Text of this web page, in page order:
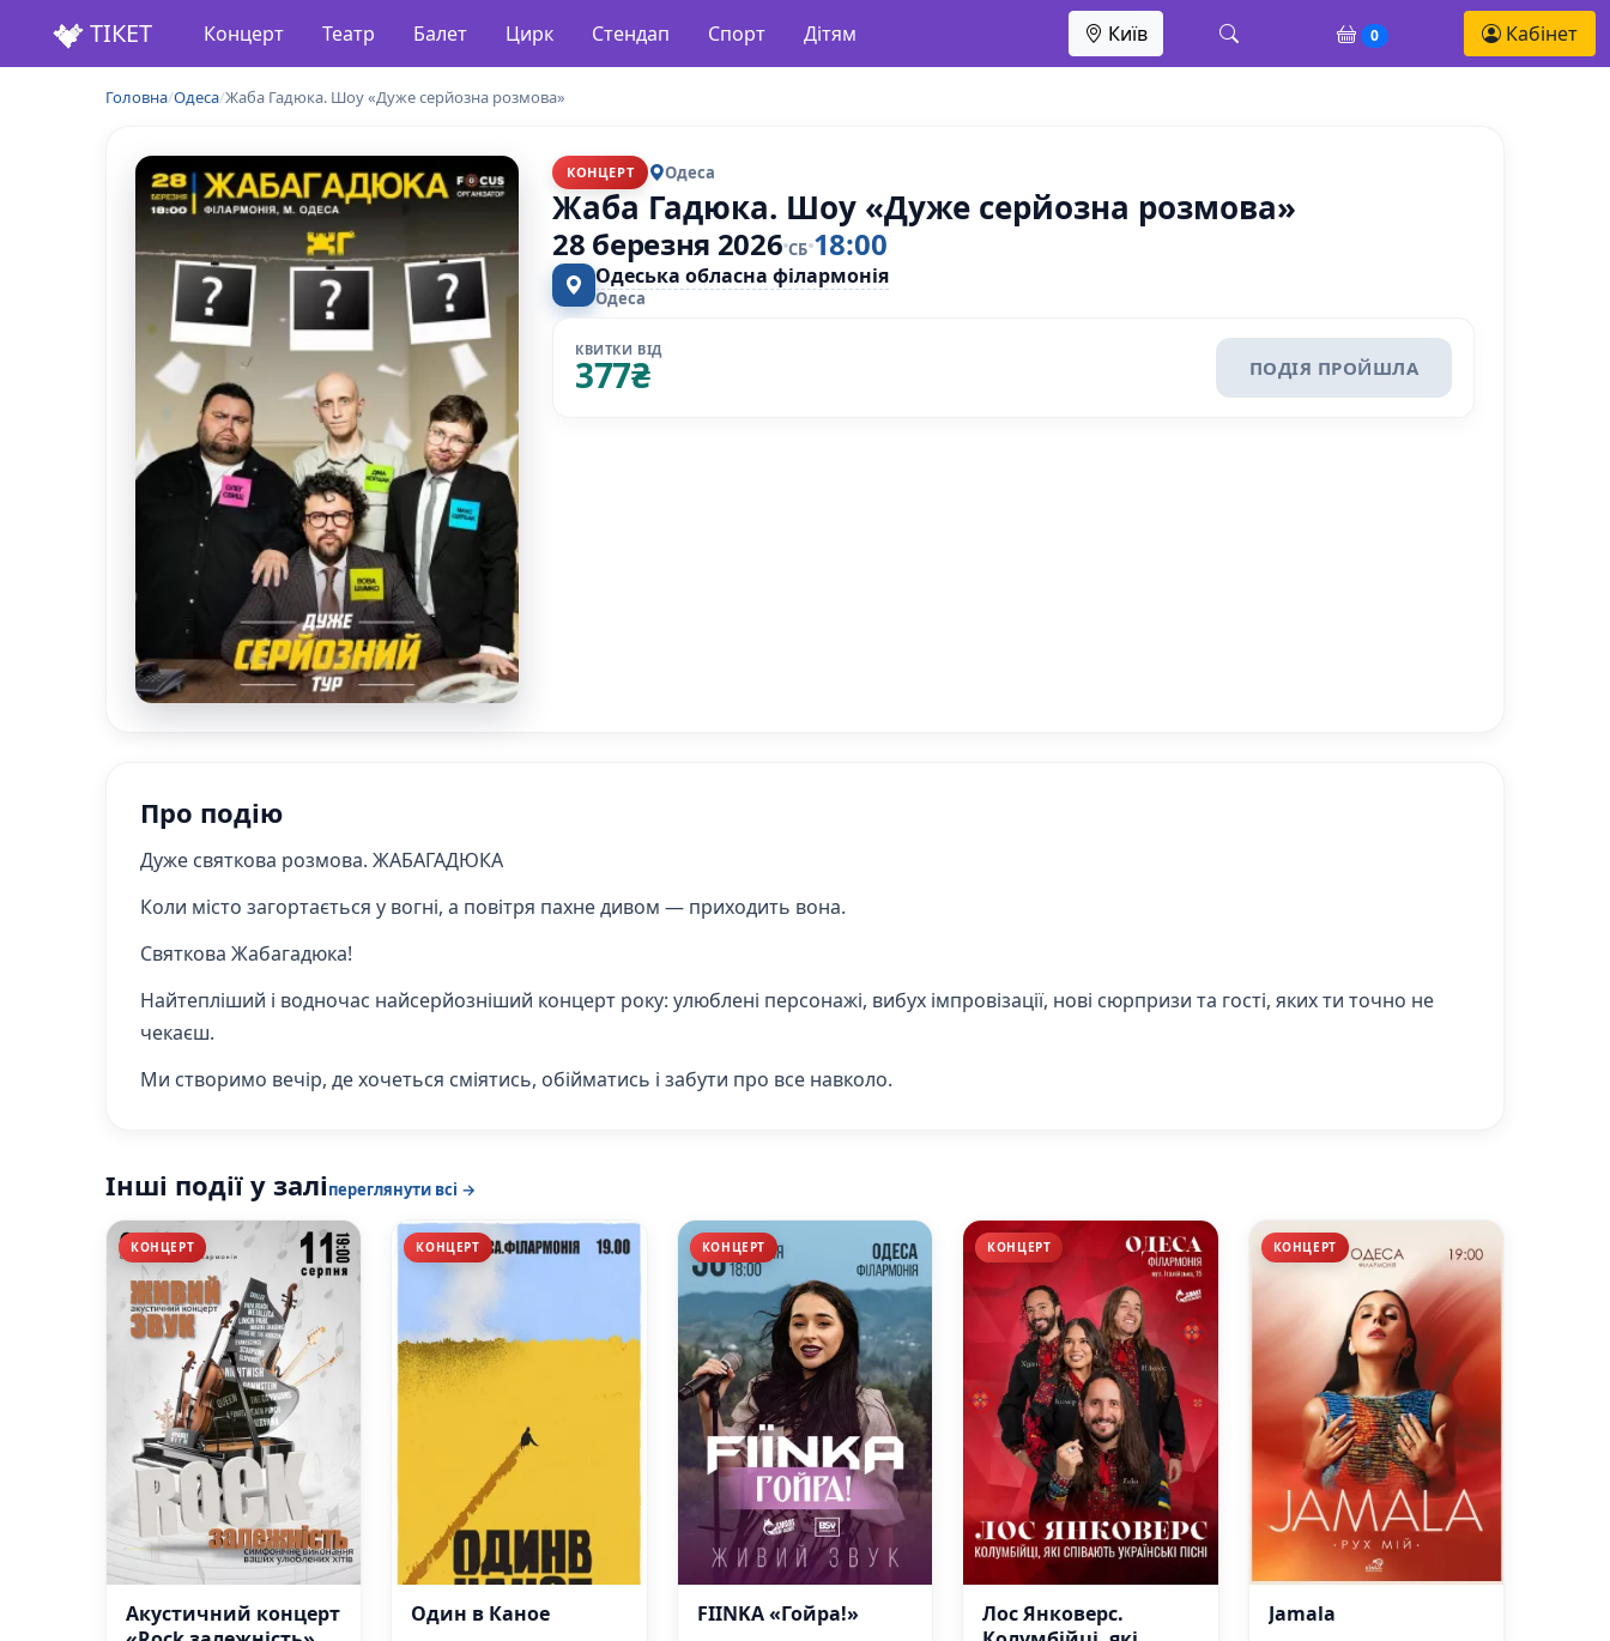
ТІКЕТ Концерт Театр Балет Цирк Стендап Спорт Дітям Київ 0 Кабінет
Головна/Одеса/Жаба Гадюка. Шоу «Дуже серйозна розмова»
КОНЦЕРТ Одеса
Жаба Гадюка. Шоу «Дуже серйозна розмова»
28 березня 2026 СБ 18:00
Одеська обласна філармонія
Одеса
КВИТКИ ВІД
377₴ ПОДІЯ ПРОЙШЛА
Про подію
Дуже святкова розмова. ЖАБАГАДЮКА
Коли місто загортається у вогні, а повітря пахне дивом — приходить вона.
Святкова Жабагадюка!
Найтепліший і водночас найсерйозніший концерт року: улюблені персонажі, вибух імпровізації, нові сюрпризи та гості, яких ти точно не
чекаєш.
Ми створимо вечір, де хочеться сміятись, обійматись і забути про все навколо.
Інші події у заліпереглянути всі →
КОНЦЕРТ
Акустичний концерт
КОНЦЕРТ
Один в Каное
КОНЦЕРТ
FIINKA «Гойра!»
КОНЦЕРТ
Лос Янковерс.
КОНЦЕРТ
Jamala